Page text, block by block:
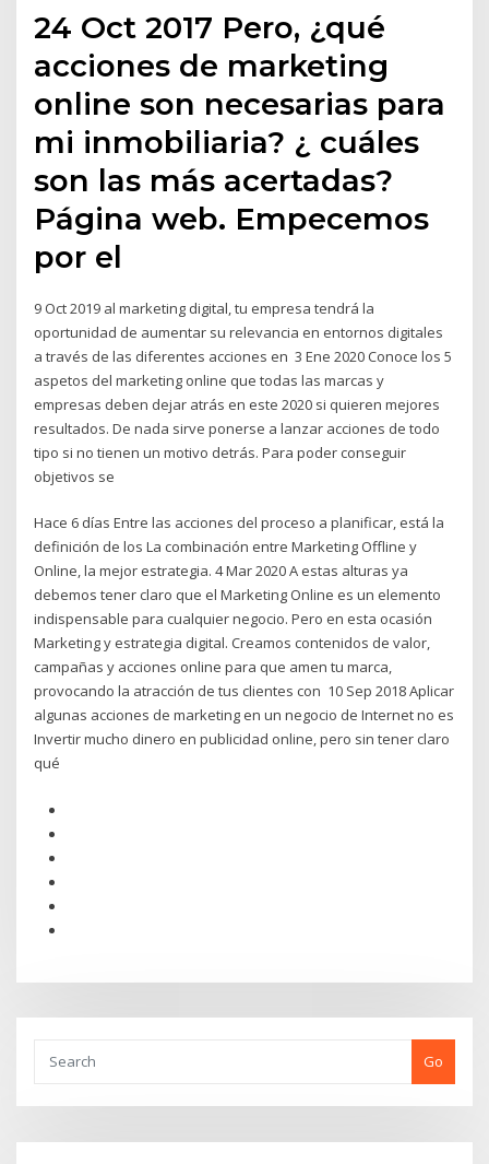
24 Oct 2017 Pero, ¿qué
acciones de marketing
online son necesarias para
mi inmobiliaria? ¿ cuáles
son las más acertadas?
Página web. Empecemos
por el
9 Oct 2019 al marketing digital, tu empresa tendrá la
oportunidad de aumentar su relevancia en entornos digitales
a través de las diferentes acciones en 3 Ene 2020 Conoce los 5
aspetos del marketing online que todas las marcas y
empresas deben dejar atrás en este 2020 si quieren mejores
resultados. De nada sirve ponerse a lanzar acciones de todo
tipo si no tienen un motivo detrás. Para poder conseguir
objetivos se
Hace 6 días Entre las acciones del proceso a planificar, está la
definición de los La combinación entre Marketing Offline y
Online, la mejor estrategia. 4 Mar 2020 A estas alturas ya
debemos tener claro que el Marketing Online es un elemento
indispensable para cualquier negocio. Pero en esta ocasión
Marketing y estrategia digital. Creamos contenidos de valor,
campañas y acciones online para que amen tu marca,
provocando la atracción de tus clientes con 10 Sep 2018 Aplicar
algunas acciones de marketing en un negocio de Internet no es
Invertir mucho dinero en publicidad online, pero sin tener claro
qué
Go